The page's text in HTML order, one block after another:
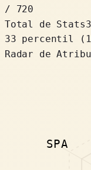
/ 720
Total de Stats
33 percentil
(
Radar de
SPA